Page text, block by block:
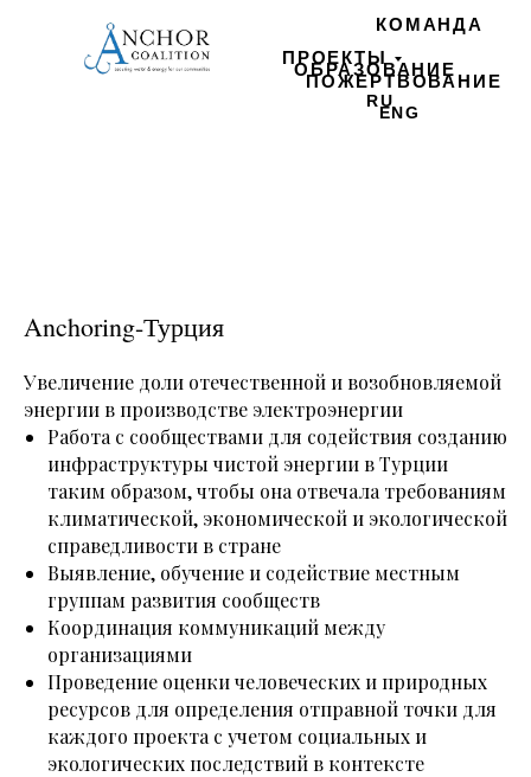
КОМАНДА
RU
ПРОЕКТЫ
ENG
ОБРАЗОВАНИЕ
ПОЖЕРТВОВАНИЕ
Anchoring-Турция
Увеличение доли отечественной и возобновляемой
энергии в производстве электроэнергии
Работа с сообществами для содействия созданию
инфраструктуры чистой энергии в Турции
таким образом, чтобы она отвечала требованиям
климатической, экономической и экологической
справедливости в стране
Выявление, обучение и содействие местным
группам развития сообществ
Координация коммуникаций между
организациями
Проведение оценки человеческих и природных
ресурсов для определения отправной точки для
каждого проекта с учетом социальных и
экологических последствий в контексте